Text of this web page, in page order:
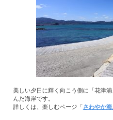
美しい夕日に輝く向こう側に「花津
んだ海岸です。
詳しくは、楽しむページ「さわやか